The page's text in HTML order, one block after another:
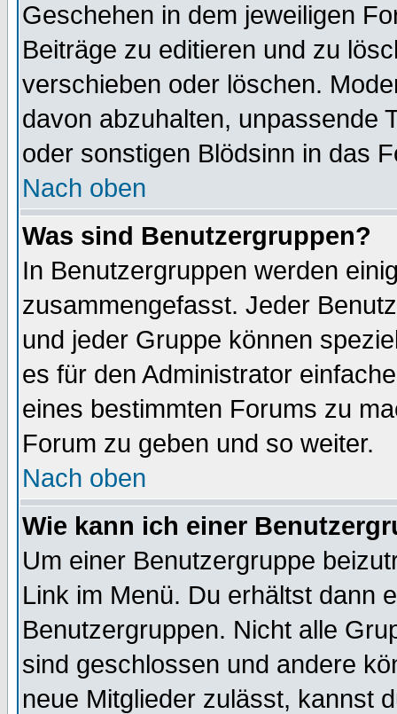
Geschehen in dem jeweiligen
Beiträge zu editieren und zu
verschieben oder löschen.
davon abzuhalten, unpassende
oder sonstigen Blödsinn in das
Nach oben
Was sind Benutzergruppen?
In Benutzergruppen werden
zusammengefasst. Jeder
und jeder Gruppe können
es für den Administrator
eines bestimmten Forums zu
Forum zu geben und so weiter.
Nach oben
Wie kann ich einer
Um einer Benutzergruppe
Link im Menü. Du erhältst dann
Benutzergruppen. Nicht alle
sind geschlossen und andere
neue Mitglieder zulässt, kannst